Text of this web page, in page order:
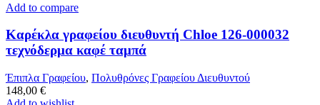
Add to compare
Καρέκλα γραφείου διευθυντή Chloe 126-000032
τεχνόδερμα καφέ ταμπά
Έπιπλα Γραφείου, Πολυθρόνες Γραφείου Διευθυντού
148,00 €